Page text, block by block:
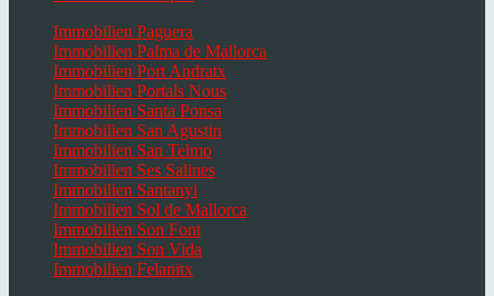
Immobilien Paguera
Immobilien Palma de Mallorca
Immobilien Port Andratx
Immobilien Portals Nous
Immobilien Santa Ponsa
Immobilien San Agustin
Immobilien San Telmo
Immobilien Ses Salines
Immobilien Santanyi
Immobilien Sol de Mallorca
Immobilien Son Font
Immobilien Son Vida
Immobilien Felanitx